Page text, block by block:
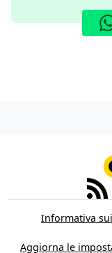
Informativa
Aggiorna le